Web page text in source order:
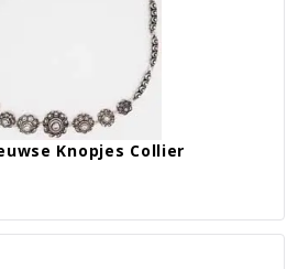
Knopjes Collier